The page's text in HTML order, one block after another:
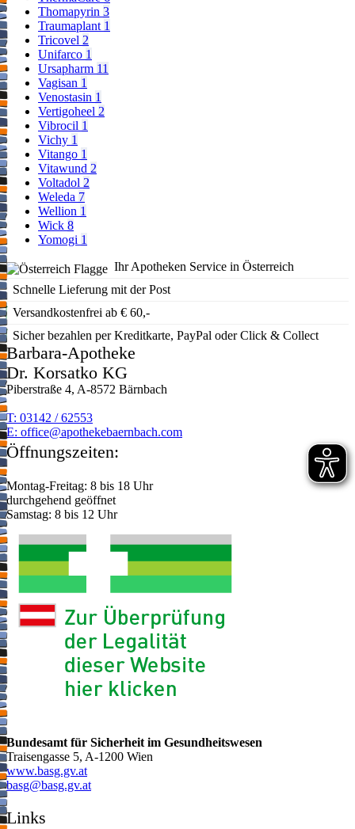
Thomapyrin 3
Traumaplant 1
Tricovel 2
Unifarco 1
Ursapharm 11
Vagisan 1
Venostasin 1
Vertigoheel 2
Vibrocil 1
Vichy 1
Vitango 1
Vitawund 2
Voltadol 2
Weleda 7
Wellion 1
Wick 8
Yomogi 1
Ihr Apotheken Service in Österreich
Schnelle Lieferung mit der Post
Versandkostenfrei ab € 60,-
Sicher bezahlen per Kreditkarte, PayPal oder Click & Collect
Barbara-Apotheke
Dr. Korsatko KG
Piberstraße 4, A-8572 Bärnbach
T: 03142 / 62553
E: moc.hcabnreabekehtopa@eciffo
Öffnungszeiten:
Montag-Freitag: 8 bis 18 Uhr
durchgehend geöffnet
Samstag: 8 bis 12 Uhr
Bundesamt für Sicherheit im Gesundheitswesen
Traisengasse 5, A-1200 Wien
www.basg.gv.at
ta.vg.gsab@gsab
Links